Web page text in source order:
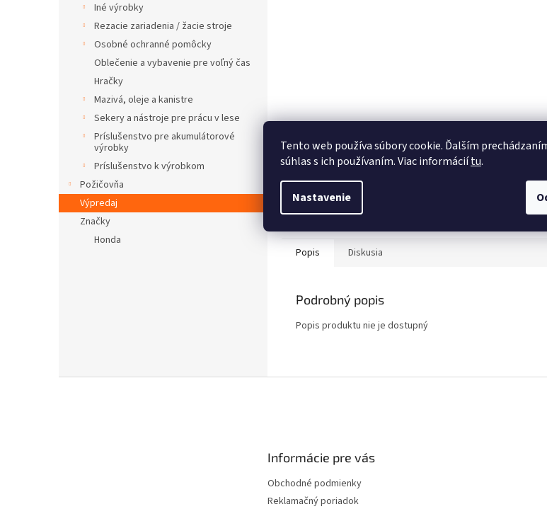
Tento web používa súbory cookie. Ďalším
súhlas s ich používaním. Viac informáciítu.
Nastavenie
Iné výrobky
Rezacie zariadenia / žacie stroje
Osobné ochranné pomôcky
Oblečenie a vybavenie pre voľný čas
Hračky
Mazivá, oleje a kanistre
Sekery a nástroje pre prácu v lese
Príslušenstvo pre akumulátorové
výrobky
Príslušenstvo k výrobkom
Požičovňa
Výpredaj
Značky
Honda
Autorizovaný predajca
Popis Diskusia
Podrobný popis
Popis produktu nie je dostupný
Informácie pre vás
Obchodné podmienky
Reklamačný poriadok